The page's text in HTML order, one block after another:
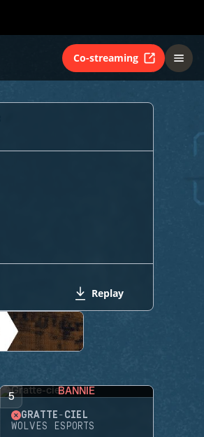
Co-streaming
Replay
5 BANNIE
GRATTE-CIEL
WOLVES ESPORTS